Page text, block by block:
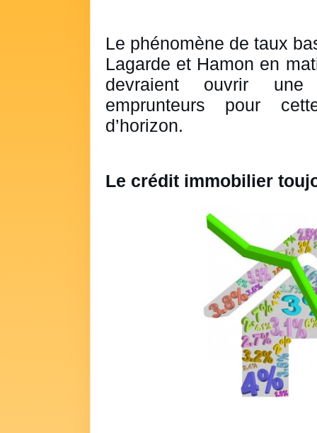
Le phénomène de taux
Lagarde et Hamon en
devraient ouvrir
emprunteurs pour
d’horizon.
Le crédit immobilier